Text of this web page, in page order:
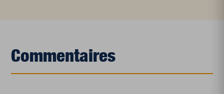
Commentaires